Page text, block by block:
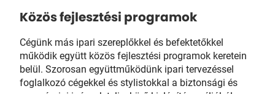
Közös fejlesztési programok
Cégünk más ipari szereplőkkel és befektetőkkel
működik együtt közös fejlesztési programok keretein
belül. Szorosan együttműködünk ipari tervezéssel
foglalkozó cégekkel és stylistokkal a biztonsági és